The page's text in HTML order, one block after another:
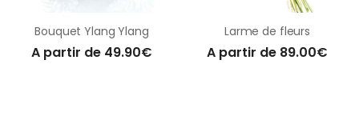
Bouquet Ylang Ylang
A partir de 49.90€
Larme de fleurs
A partir de 89.00€